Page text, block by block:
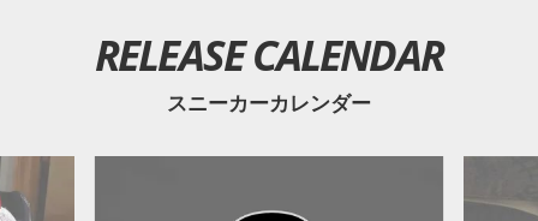
RELEASE CALENDAR
スニーカーカレンダー